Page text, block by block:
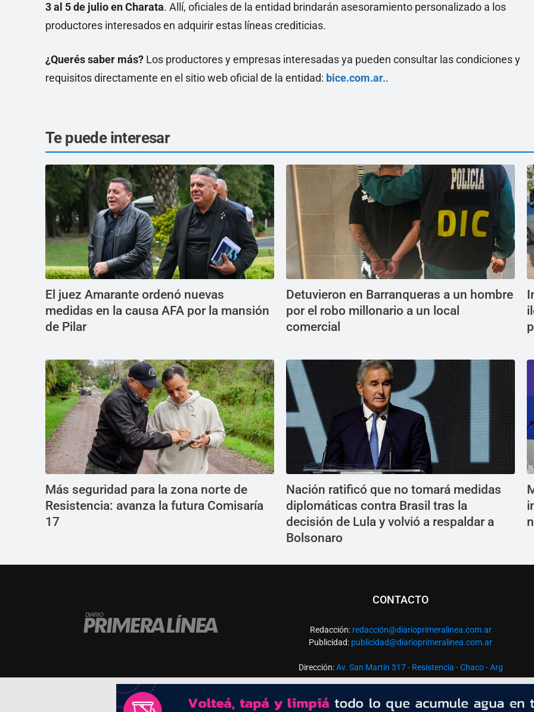
3 al 5 de julio en Charata. Allí, oficiales de la entidad brindarán asesoramiento personalizado a los
productores interesados en adquirir estas líneas crediticias.
¿Querés saber más? Los productores y empresas interesadas ya pueden consultar las condiciones y
requisitos directamente en el sitio web oficial de la entidad: bice.com.ar..
Te puede interesar
El juez Amarante ordenó nuevas
medidas en la causa AFA por la mansión
de Pilar
Detuvieron en Barranqueras a un hombre
por el robo millonario a un local
comercial
Más seguridad para la zona norte de
Resistencia: avanza la futura Comisaría
17
Nación ratificó que no tomará medidas
diplomáticas contra Brasil tras la
decisión de Lula y volvió a respaldar a
Bolsonaro
CONTACTO
Redacción: redacción@diarioprimeralinea.com.ar
Publicidad: publicidad@diarioprimeralinea.com.ar
Dirección:Av. San Martín 317 - Resistencia - Chaco - Arg